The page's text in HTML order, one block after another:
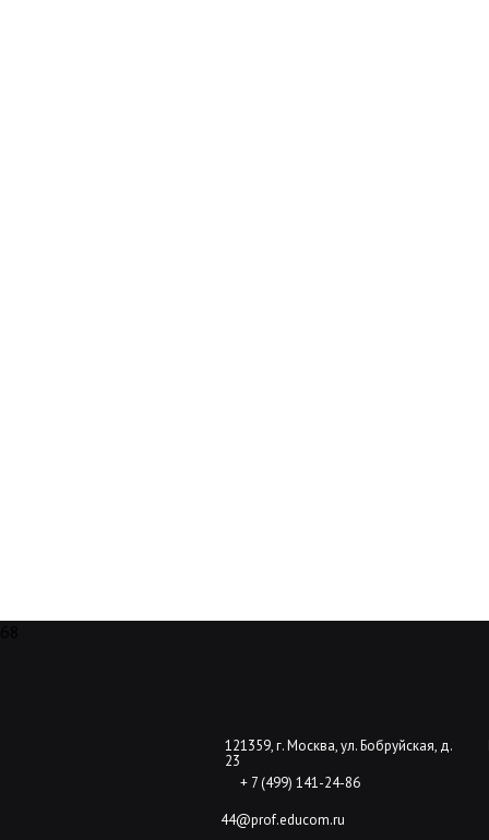
121359, г. Москва, ул. Бобруйская, д.
23
44@prof.educom.ru
+ 7 (499) 141-24-86